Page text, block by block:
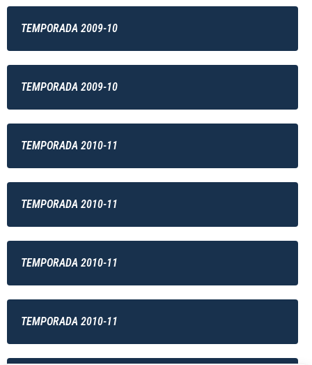
TEMPORADA 2009-10
TEMPORADA 2009-10
TEMPORADA 2010-11
TEMPORADA 2010-11
TEMPORADA 2010-11
TEMPORADA 2010-11